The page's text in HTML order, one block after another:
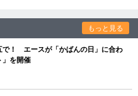
もっと見る
で！ エースが「かばんの日」に合わ
」を開催